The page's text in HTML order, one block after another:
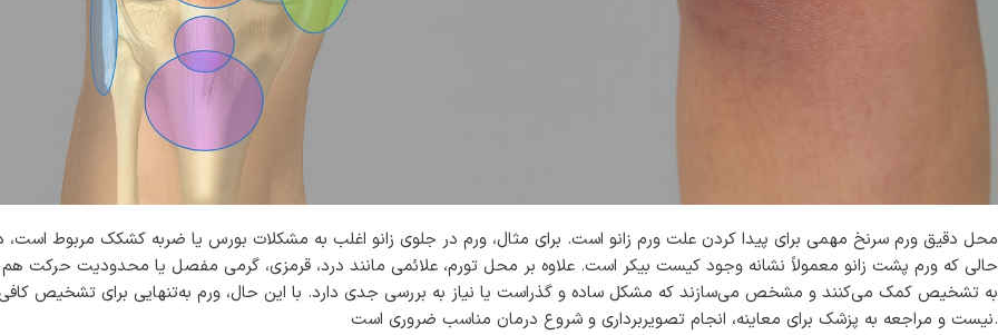
محل دقیق ورم سرنخ مهمی برای پیدا کردن علت ورم زانو است. برای مثال، ورم در جلوی زانو اغلب به مشکلات بورس یا ضربه کشکک مربوط است،
حالی که ورم پشت زانو معمولاً نشانه وجود کیست بیکر است. علاوه بر محل تورم، علائمی مانند درد، قرمزی، گرمی مفصل یا محدودیت حرکت هم
به تشخیص کمک می‌کنند و مشخص می‌سازند که مشکل ساده و گذراست یا نیاز به بررسی جدی دارد. با این حال، ورم به‌تنهایی برای تشخیص
نیست و مراجعه به پزشک برای معاینه، انجام تصویربرداری و شروع درمان مناسب ضروری است.